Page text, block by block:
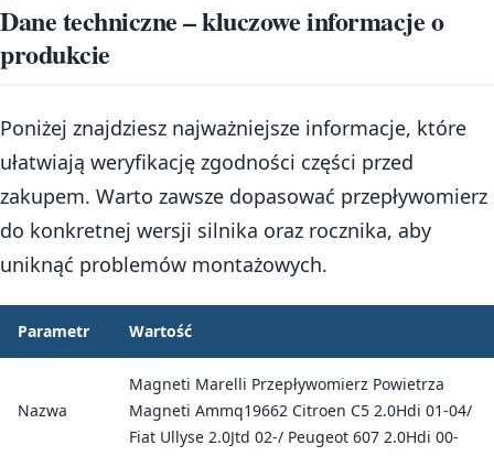
Dane techniczne – kluczowe informacje o
produkcie
Poniżej znajdziesz najważniejsze informacje, które
ułatwiają weryfikację zgodności części przed
zakupem. Warto zawsze dopasować przepływomierz
do konkretnej wersji silnika oraz rocznika, aby
uniknąć problemów montażowych.
Parametr Wartość
Nazwa
Magneti Marelli Przepływomierz Powietrza
Magneti Ammq19662 Citroen C5 2.0Hdi 01-04/
Fiat Ullyse 2.0Jtd 02-/ Peugeot 607 2.0Hdi 00-